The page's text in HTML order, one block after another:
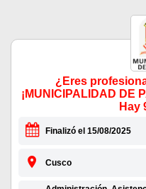
¿Eres
¡MUNICIPALIDAD DE
Hay
Finalizó el 15/08/2025
Cusco